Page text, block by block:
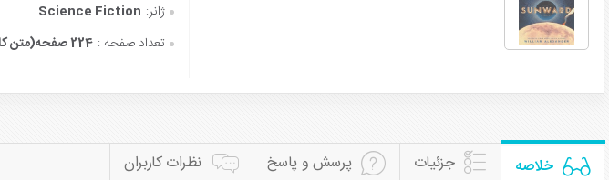
ژانر: Science Fiction
تعداد صفحه : 224 صفحه(متن کامل بدون حذفیات)
خلاصه جزئیات پرسش و پاسخ نظرات کاربران